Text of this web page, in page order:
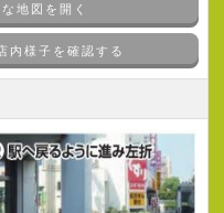
地図を開く
内様子を確認する